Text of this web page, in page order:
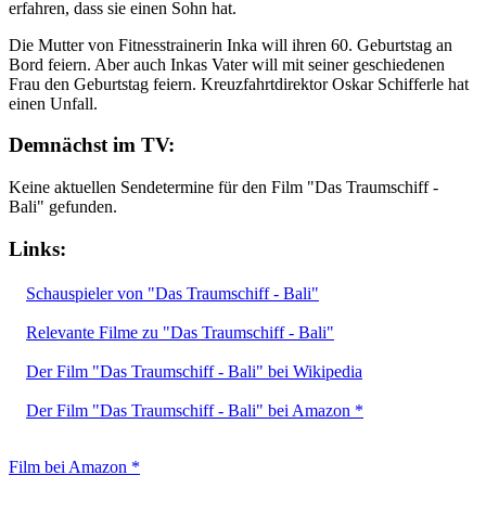
erfahren, dass sie einen Sohn hat.
Die Mutter von Fitnesstrainerin Inka will ihren 60. Geburtstag an
Bord feiern. Aber auch Inkas Vater will mit seiner geschiedenen
Frau den Geburtstag feiern. Kreuzfahrtdirektor Oskar Schifferle hat
einen Unfall.
Demnächst im TV:
Keine aktuellen Sendetermine für den Film "Das Traumschiff -
Bali" gefunden.
Links:
Schauspieler von "Das Traumschiff - Bali"
Relevante Filme zu "Das Traumschiff - Bali"
Der Film "Das Traumschiff - Bali" bei Wikipedia
Der Film "Das Traumschiff - Bali" bei Amazon *
Film bei Amazon *